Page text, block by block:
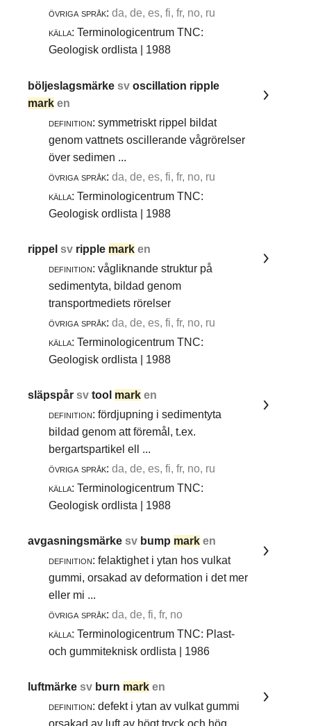
övriga språk: da, de, es, fi, fr, no, ru
källa: Terminologicentrum TNC:
Geologisk ordlista | 1988
böljeslagsmärkesvoscillation ripple
mark en
definition: symmetriskt rippel bildat
genom vattnets oscillerande vågrörelser
över sedimen ...
övriga språk: da, de, es, fi, fr, no, ru
källa: Terminologicentrum TNC:
Geologisk ordlista | 1988
rippelsv ripple mark en
definition: vågliknande struktur på
sedimentyta, bildad genom
transportmediets rörelser
övriga språk: da, de, es, fi, fr, no, ru
källa: Terminologicentrum TNC:
Geologisk ordlista | 1988
släpspårsvtool mark en
definition: fördjupning i sedimentyta
bildad genom att föremål, t.ex.
bergartspartikel ell ...
övriga språk: da, de, es, fi, fr, no, ru
källa: Terminologicentrum TNC:
Geologisk ordlista | 1988
avgasningsmärkesv bump mark en
definition: felaktighet i ytan hos vulkat
gummi, orsakad av deformation i det mer
eller mi ...
övriga språk: da, de, fi, fr, no
källa: Terminologicentrum TNC: Plast-
och gummiteknisk ordlista | 1986
luftmärkesv burn mark en
definition: defekt i ytan av vulkat gummi
orsakad av luft av högt tryck och hög